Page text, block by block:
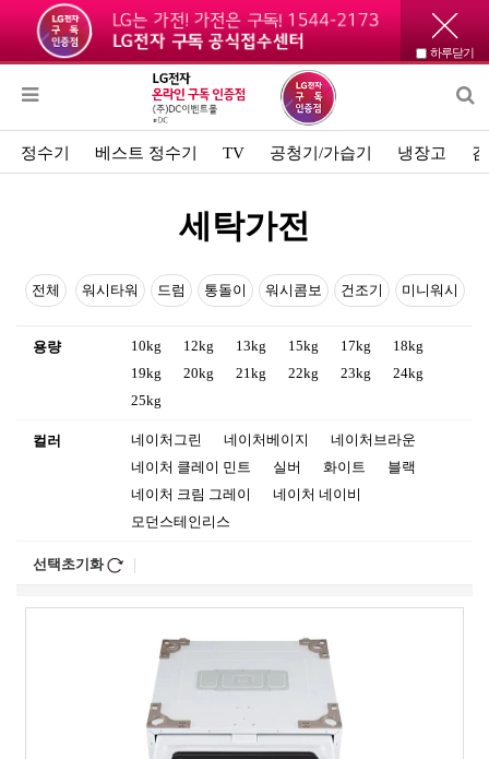
하루닫기
정수기 베스트 정수기 TV 공청기/가습기 냉장고
세탁가전
전체 워시타워 드럼 통돌이 워시콤보 건조기 미니워시
용량 10kg 12kg 13kg 15kg 17kg
18kg
19kg
20kg 21kg 22kg 23kg
24kg
25kg
컬러 네이처그린 네이처베이지
네이처브라운
네이처 클레이 민트
실버 화이트
블랙
네이처 크림 그레이
네이처 네이비
모던스테인리스
선택초기화